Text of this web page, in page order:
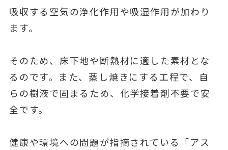
吸収する空気の浄化作用や吸湿作用が加わり
ます。
そのため、床下地や断熱材に適した素材とな
るのです。また、蒸し焼きにする工程で、自
らの樹液で固まるため、化学接着剤不要で安
全です。
健康や環境への問題が指摘されている「アス